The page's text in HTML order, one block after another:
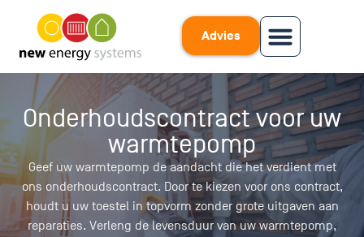
Advies
Onderhoudscontract voor uw
warmtepomp
Geef uw warmtepomp de aandacht die het verdient met
ons onderhoudscontract. Door te kiezen voor ons contract,
houdt u uw toestel in topvorm zonder grote uitgaven aan
reparaties. Verleng de levensduur van uw warmtepomp,